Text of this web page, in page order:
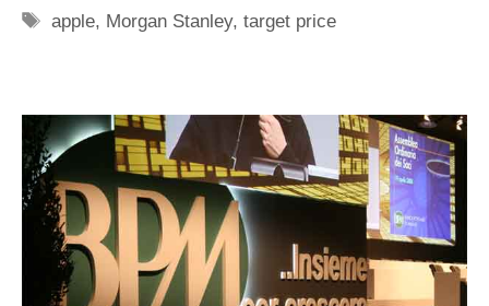
Tag
apple, Morgan Stanley,target price